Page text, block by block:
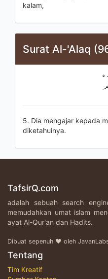
kalam,
Surat Al-'Alaq
5. Dia mengajar kepada
diketahuinya.
TafsirQ.com
adalah sebuah search
memudahkan umat islam
ayat Al-Qur'an dan Hadits.
Dibuat sepenuh ♥ oleh
Tentang
Tim Kreatif